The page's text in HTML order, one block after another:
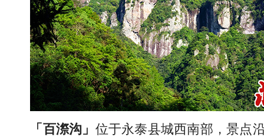
「百漈沟」 位于永泰县城西南部，景点